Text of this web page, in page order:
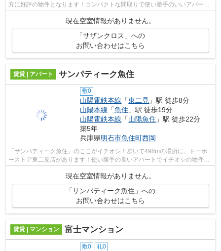
方に好評の物件となります！コンパクトな間取りで使い勝手のいいアパート
になってます！明石市での物件検索な...
現在空室情報がありません。
「サザンクロス」への
お問い合わせはこちら
賃貸 | アパート サンパティーク魚住
敷0
山陽電鉄本線 「東二見 」駅 徒歩8分
山陽本線 「魚住 」駅 徒歩19分
山陽電鉄本線 「山陽魚住 」駅 徒歩22分
築5年
兵庫県明石市魚住町西岡
「サンパティーク魚住」のここがイチオシ！歩いて498mの場所に、トーホ
ーストア東二見店があります！使い勝手の良いアパートでイチオシの物件で
現在空室情報がありません。
「サンパティーク魚住」への
お問い合わせはこちら
賃貸 | マンション 富士マンション
敷0 礼0